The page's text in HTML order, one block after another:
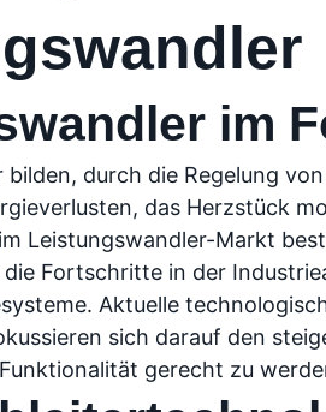
im
bilden, durch die Regelung
das Herzstück
Leistungswandler-Markt
Fortschritte in der
Aktuelle
sich darauf den
gerecht zu